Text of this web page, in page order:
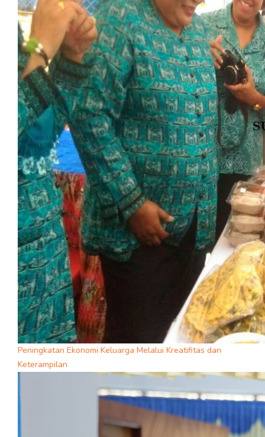
Peningkatan Ekonomi Keluarga Melalui Kreatifitas dan
Keterampilan